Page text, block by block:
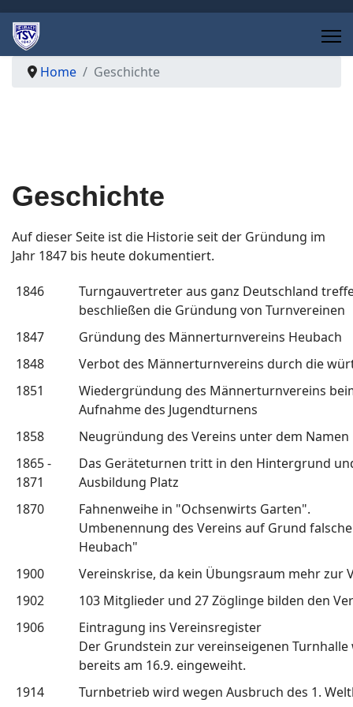
Home Geschichte
Geschichte
Auf dieser Seite ist die Historie seit der Gründung im
Jahr 1847 bis heute dokumentiert.
1846
Turngauvertreter aus ganz Deutschland
beschließen die Gründung von Turnvereinen
1847
Gründung des Männerturnvereins Heubach
1848
Verbot des Männerturnvereins durch die
1851
Wiedergründung des Männerturnvereins
Aufnahme des Jugendturnens
1858
Neugründung des Vereins unter dem
1865 -
1871
Das Geräteturnen tritt in den Hintergrund
Ausbildung Platz
1870
Fahnenweihe in "Ochsenwirts Garten".
Umbenennung des Vereins auf Grund
Heubach"
1900
Vereinskrise, da kein Übungsraum mehr zur
1902
103 Mitglieder und 27 Zöglinge bilden den
1906
Eintragung ins Vereinsregister
Der Grundstein zur vereinseigenen
bereits am 16.9. eingeweiht.
1914
Turnbetrieb wird wegen Ausbruch des 1.